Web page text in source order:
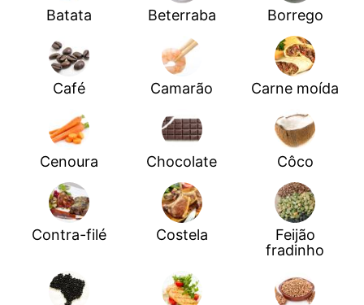
Batata Beterraba Borrego
Café Camarão Carne moída
Cenoura Chocolate Côco
Contra-filé Costela
Feijão
fradinho